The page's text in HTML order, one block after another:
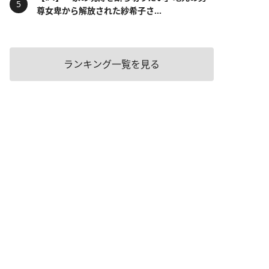
尊女卑から解放された紗希子さ...
ランキング一覧を見る